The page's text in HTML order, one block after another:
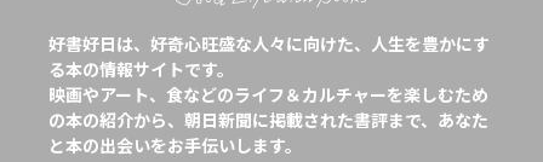
好書好日は、好奇心旺盛な人々に向けた、人生を豊かにす
る本の情報サイトです。
映画やアート、食などのライフ＆カルチャーを楽しむため
の本の紹介から、朝日新聞に掲載された書評まで、あなた
と本の出会いをお手伝いします。